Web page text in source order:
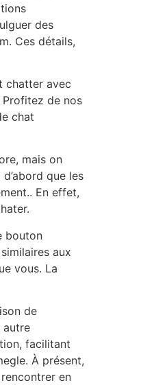
des
Ces détails,
chatter avec
Profitez de nos
chat
mais on
que les
En effet,
bouton
aux
vous. La
de
autre
facilitant
À présent,
en